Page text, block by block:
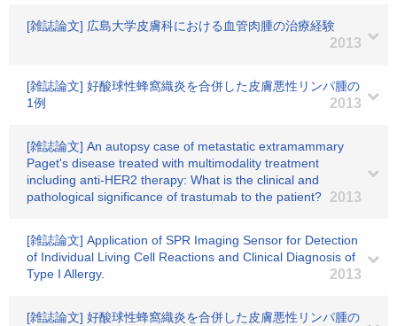
[雑誌論文] 広島大学皮膚科における血管肉腫の治療経験
2013
[雑誌論文] 好酸球性蜂窩織炎を合併した皮膚悪性リンパ腫の
1例
2013
[雑誌論文] An autopsy case of metastatic extramammary
Paget's disease treated with multimodality treatment
including anti-HER2 therapy: What is the clinical and
pathological significance of trastumab to the patient?
2013
[雑誌論文] Application of SPR Imaging Sensor for Detection
of Individual Living Cell Reactions and Clinical Diagnosis of
Type I Allergy.
2013
[雑誌論文] 好酸球性蜂窩織炎を合併した皮膚悪性リンパ腫の